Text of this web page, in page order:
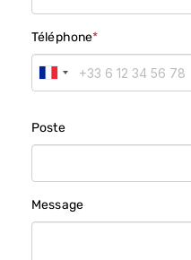
Téléphone*
F
r
n
3
3
Poste
Message